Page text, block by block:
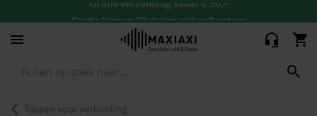
Gratis binnen 30 dagen ruilen & retour
Vandaag besteld, maandag in huis
Tassen voor verlichting
P30 Truss Tower